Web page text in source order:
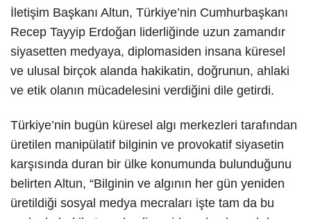
İletişim Başkanı Altun, Türkiye’nin Cumhurbaşkanı
Recep Tayyip Erdoğan liderliğinde uzun zamandır
siyasetten medyaya, diplomasiden insana küresel
ve ulusal birçok alanda hakikatin, doğrunun, ahlaki
ve etik olanın mücadelesini verdiğini dile getirdi.
Türkiye’nin bugün küresel algı merkezleri tarafından
üretilen manipülatif bilginin ve provokatif siyasetin
karşısında duran bir ülke konumunda bulunduğunu
belirten Altun, “Bilginin ve algının her gün yeniden
üretildiği sosyal medya mecraları işte tam da bu